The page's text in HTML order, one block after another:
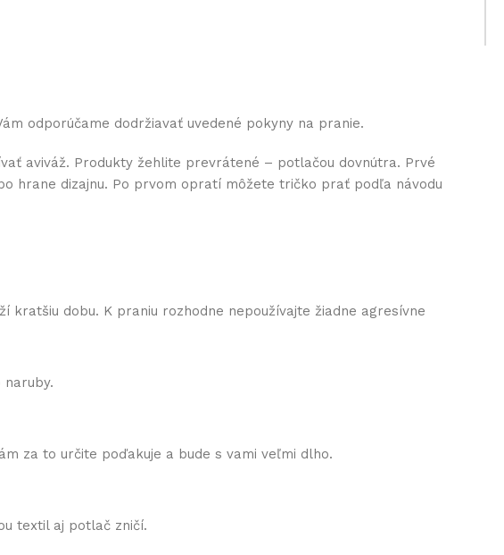
odporúčame dodržiavať uvedené pokyny na pranie.
aviváž. Produkty žehlite prevrátené – potlačou dovnútra. Prvé
hrane dizajnu. Po prvom opratí môžete tričko prať podľa návodu
kratšiu dobu. K praniu rozhodne nepoužívajte žiadne agresívne
naruby.
za to určite poďakuje a bude s vami veľmi dlho.
textil aj potlač zničí.